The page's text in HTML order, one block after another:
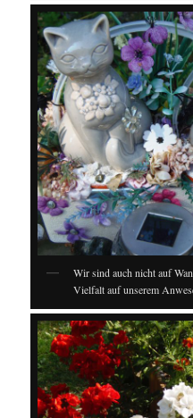
Wir sind auch nicht auf
Vielfalt auf unserem